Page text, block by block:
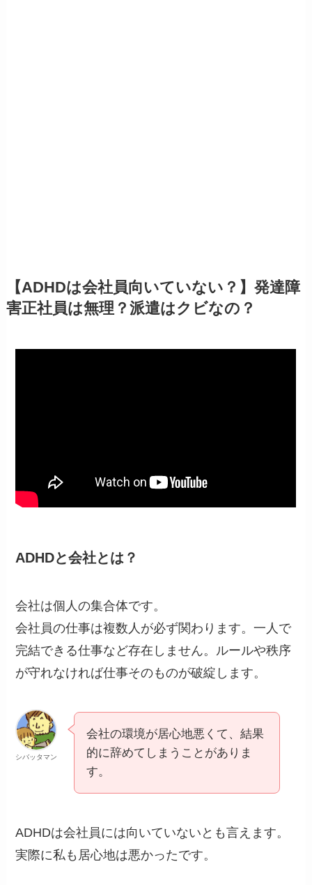
【ADHDは会社員向いていない？】発達障
害正社員は無理？派遣はクビなの？
ADHDと会社とは？
会社は個人の集合体です。
会社員の仕事は複数人が必ず関わります。一人で
完結できる仕事など存在しません。ルールや秩序
が守れなければ仕事そのものが破綻します。
シバッタマン
会社の環境が居心地悪くて、結果
的に辞めてしまうことがありま
す。
ADHDは会社員には向いていないとも言えます。
実際に私も居心地は悪かったです。